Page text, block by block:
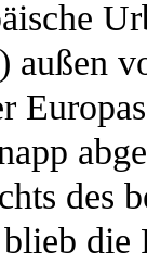
außen
des